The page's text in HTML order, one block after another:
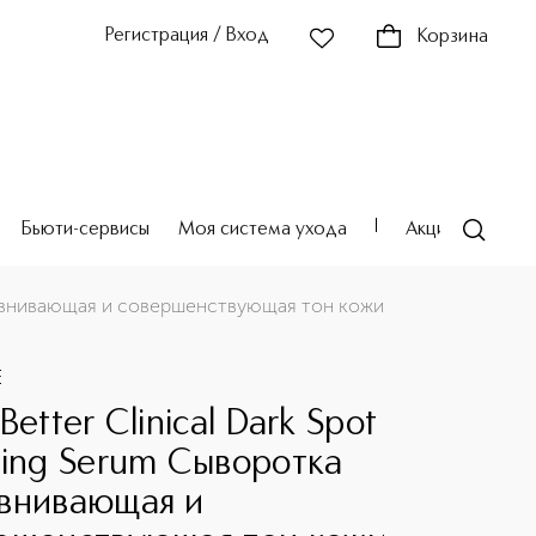
Регистрация / Вход Корзина
Бьюти-сервисы Моя система ухода Акции
и совершенствующая тон кожи
Clinical Dark Spot
Serum Сыворотка
и